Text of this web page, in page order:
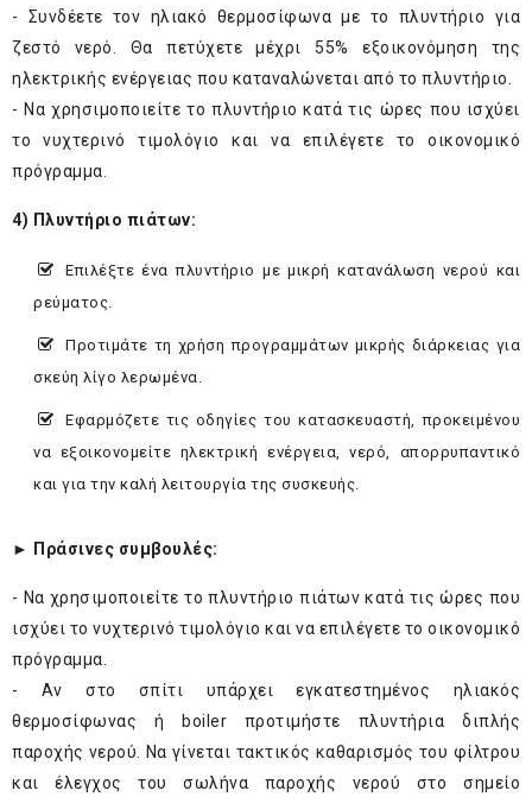
- Συνδέετε τον ηλιακό θερμοσίφωνα με το πλυντήριο για
ζεστό νερό. Θα πετύχετε μέχρι 55% εξοικονόμηση της
ηλεκτρικής ενέργειας που καταναλώνεται από το πλυντήριο.
- Να χρησιμοποιείτε το πλυντήριο κατά τις ώρες που ισχύει
το νυχτερινό τιμολόγιο και να επιλέγετε το οικονομικό
πρόγραμμα.
4) Πλυντήριο πιάτων:
Επιλέξτε ένα πλυντήριο με μικρή κατανάλωση νερού και
ρεύματος.
Προτιμάτε τη χρήση προγραμμάτων μικρής διάρκειας για
σκεύη λίγο λερωμένα.
Εφαρμόζετε τις οδηγίες του κατασκευαστή, προκειμένου
να εξοικονομείτε ηλεκτρική ενέργεια, νερό, απορρυπαντικό
και για την καλή λειτουργία της συσκευής.
► Πράσινες συμβουλές:
- Να χρησιμοποιείτε το πλυντήριο πιάτων κατά τις ώρες που
ισχύει το νυχτερινό τιμολόγιο και να επιλέγετε το οικονομικό
πρόγραμμα.
- Αν στο σπίτι υπάρχει εγκατεστημένος ηλιακός
θερμοσίφωνας ή boiler προτιμήστε πλυντήρια διπλής
παροχής νερού. Να γίνεται τακτικός καθαρισμός του φίλτρου
και έλεγχος του σωλήνα παροχής νερού στο σημείο